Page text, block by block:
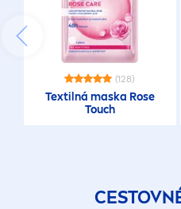
(128)
Textilná maska Rose
Touch